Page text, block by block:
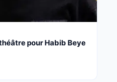
pour Habib Beye